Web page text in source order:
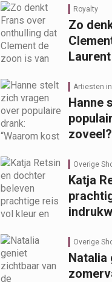
Royalty
Zo
Laurent
Artiesten
Hanne
Overige
Katja
Overige
Natalia